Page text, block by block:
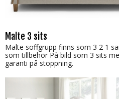
Malte 3 sits
Malte soffgrupp finns som 3 2 1
som tillbehör På bild som 3 sits
garanti på stoppning.